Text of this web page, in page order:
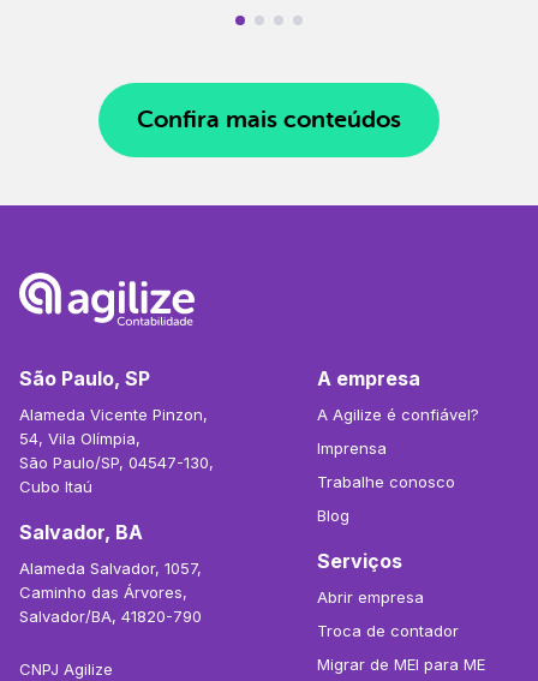
Confira mais conteúdos
São Paulo, SP
Alameda Vicente Pinzon,
54, Vila Olímpia,
São Paulo/SP, 04547-130,
Cubo Itaú
Salvador, BA
Alameda Salvador, 1057,
Caminho das Árvores,
Salvador/BA, 41820-790
CNPJ Agilize
A empresa
A Agilize é confiável?
Imprensa
Trabalhe conosco
Blog
Serviços
Abrir empresa
Troca de contador
Migrar de MEI para ME